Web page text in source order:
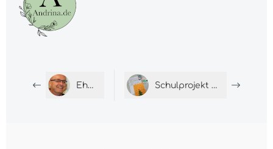
Ehrensache! Schulprojekt der MS Ensdorf